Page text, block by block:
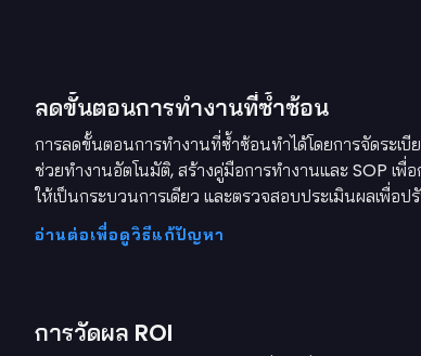
ลดขั้นตอนการทํางานที่ซ้ำซ้อน
การลดขั้นตอนการทำงานที่ซ้ำซ้อนทำได้โดยการจัดระเบี
ช่วยทำงานอัตโนมัติ, สร้างคู่มือการทำงานและ SOP เ
ให้เป็นกระบวนการเดียว และตรวจสอบประเมินผลเพื่อป
อ่านต่อเพื่อดูวิธีแก้ปัญหา
การวัดผล ROI